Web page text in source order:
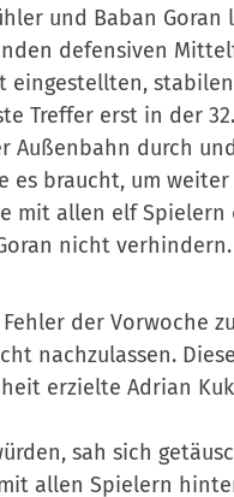
und Baban Goran
defensiven
eingestellten,
Treffer erst in der
durch
braucht, um
mit allen elf Spielern
nicht verhindern.
der Vorwoche
nachzulassen.
erzielte Adrian
sah sich
allen Spielern